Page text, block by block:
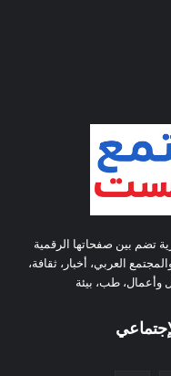
تضم بين صفحاتها الرقمية
العربي، أخبار، ثقافة،
وأعمال، طب، بيئة